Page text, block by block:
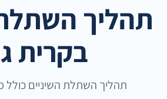
תהליך
בקרית
תהליך השתלת השיניים